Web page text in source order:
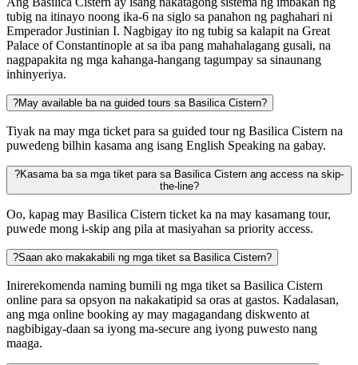
tubig na itinayo noong ika-6 na siglo sa panahon ng paghahari ni
Emperador Justinian I. Nagbigay ito ng tubig sa kalapit na Great
Palace of Constantinople at sa iba pang mahahalagang gusali, na
nagpapakita ng mga kahanga-hangang tagumpay sa sinaunang
inhinyeriya.
?May available ba na guided tours sa Basilica Cistern?
Tiyak na may mga ticket para sa guided tour ng Basilica Cistern na
puwedeng bilhin kasama ang isang English Speaking na gabay.
?Kasama ba sa mga tiket para sa Basilica Cistern ang access na skip-
the-line?
Oo, kapag may Basilica Cistern ticket ka na may kasamang tour,
puwede mong i-skip ang pila at masiyahan sa priority access.
?Saan ako makakabili ng mga tiket sa Basilica Cistern?
Inirerekomenda naming bumili ng mga tiket sa Basilica Cistern
online para sa opsyon na nakakatipid sa oras at gastos. Kadalasan,
ang mga online booking ay may magagandang diskwento at
nagbibigay-daan sa iyong ma-secure ang iyong puwesto nang
maaga.